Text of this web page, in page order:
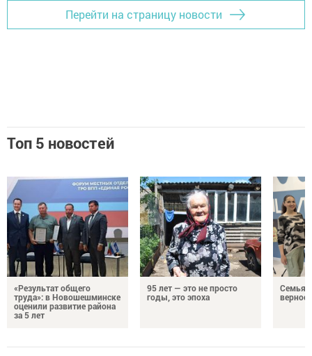
Перейти на страницу новости
Топ 5 новостей
«Результат общего
труда»: в Новошешминске
оценили развитие района
за 5 лет
95 лет — это не просто
годы, это эпоха
Семья